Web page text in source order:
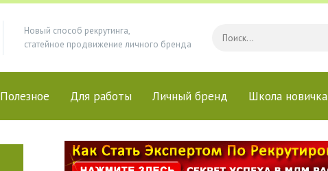
Новый способ рекрутинга,
статейное продвижение личного бренда
Полезное Для работы Личный бренд Школа новичка